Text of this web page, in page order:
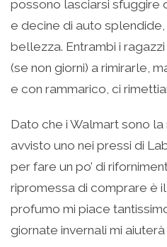
possono lasciarsi sfuggire
e decine di auto
bellezza. Entrambi i
(se non giorni) a rimirarle,
e con rammarico, ci
Dato che i Walmart sono
avvisto uno nei pressi di
per fare un po’ di
ripromessa di comprare è
profumo mi piace
giornate invernali mi